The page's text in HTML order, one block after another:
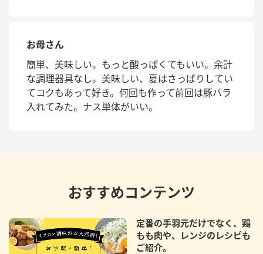
お母さん
簡単、美味しい。もっと酸っぱくてもいい。余計
な調理器具なし。美味しい、夏はさっぱりしてい
てコクもあって好き。何回も作って前回は豚バラ
入れてみた。ナス単体がいい。
おすすめコンテンツ
定番の手羽元だけでなく、鶏
もも肉や、レンジのレシピも
ご紹介。